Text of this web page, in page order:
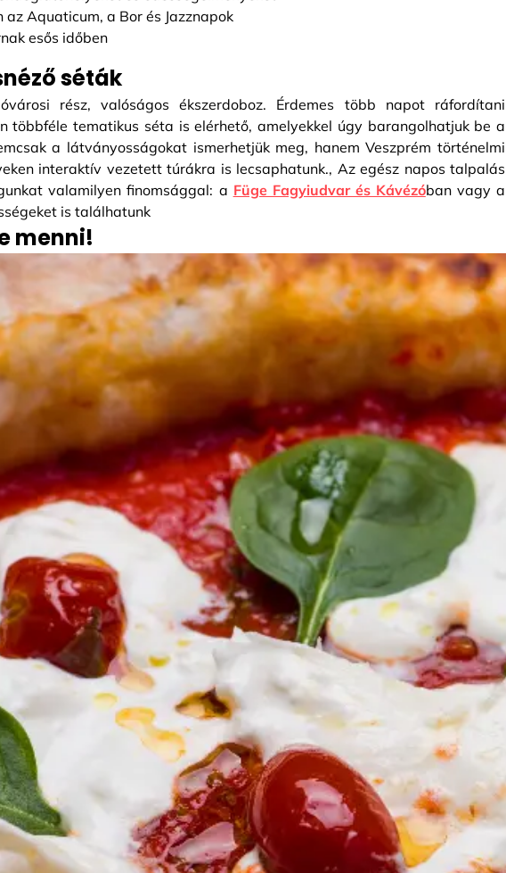
Aquaticum, a Bor és Jazznapok
esős időben
séták
rész, valóságos ékszerdoboz. Érdemes több napot ráfordítani
többféle tematikus séta is elérhető, amelyekkel úgy barangolhatjuk be a
a látványosságokat ismerhetjük meg, hanem Veszprém történelmi
interaktív vezetett túrákra is lecsaphatunk., Az egész napos talpalás
valamilyen finomsággal: a Füge Fagyiudvar és Kávézóban vagy a
is találhatunk
menni!